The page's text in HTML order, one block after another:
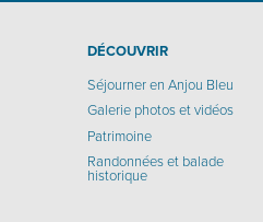
DÉCOUVRIR
Séjourner en Anjou Bleu
Galerie photos et vidéos
Patrimoine
Randonnées et balade
historique